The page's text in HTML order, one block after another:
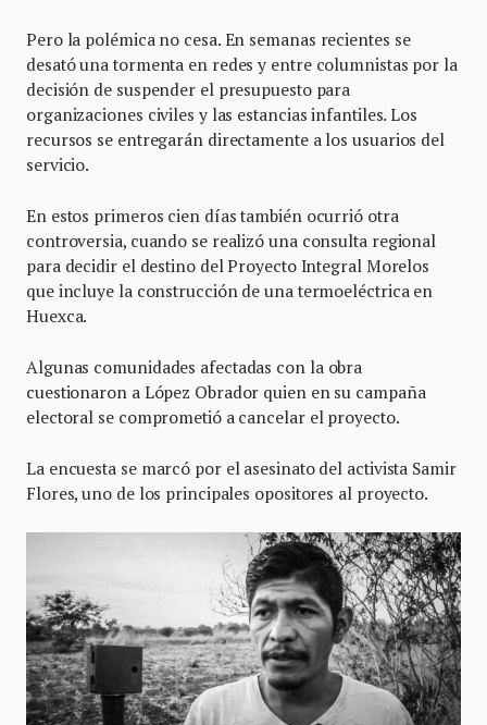
Pero la polémica no cesa. En semanas recientes se
desató una tormenta en redes y entre columnistas por la
decisión de suspender el presupuesto para
organizaciones civiles y las estancias infantiles. Los
recursos se entregarán directamente a los usuarios del
servicio.
En estos primeros cien días también ocurrió otra
controversia, cuando se realizó una consulta regional
para decidir el destino del Proyecto Integral Morelos
que incluye la construcción de una termoeléctrica en
Huexca.
Algunas comunidades afectadas con la obra
cuestionaron a López Obrador quien en su campaña
electoral se comprometió a cancelar el proyecto.
La encuesta se marcó por el asesinato del activista Samir
Flores, uno de los principales opositores al proyecto.